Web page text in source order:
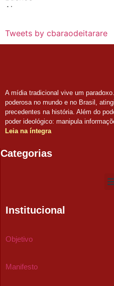
Tweets by cbaraodeitarare
A mídia tradicional vive um
poderosa no mundo e no Brasil,
precedentes na história. Além do
poder ideológico: manipula
Leia na íntegra
Categorias
Institucional
Objetivo
Manifesto